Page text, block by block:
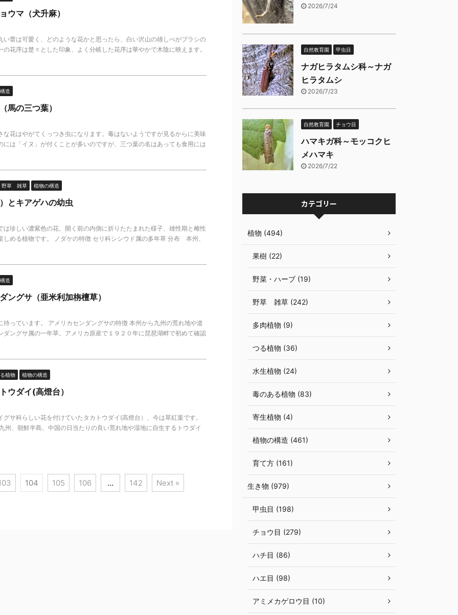
ウマ（犬升麻）
い蕾は可愛く、どのような花かと思ったら、白い沢山の雄しべがブラシの
花序は楚々とした印象、よく分岐した花序は華やかで木陰に映えます。
造
馬の三つ葉）
な花はやがてくっつき虫になります。毒はないようですが見るからに美味
には「イヌ」が付くことが多いのですが、三つ葉の名はあっても食用には
野草 雑草 植物の構造
とキアゲハの幼虫
は珍しい濃紫色の花、開く前の内側に折りたたまれた様子、雄性期と雌性
しめる植物です。 ノダケの特徴 セリ科シシウド属の多年草 分布 本州、
造
ングサ（亜米利加栴檀草）
待っています。 アメリカセンダングサの特徴 本州から九州の荒れ地や道
ダングサ属の一年草。アメリカ原産で１９２０年に琵琶湖畔で初めて確認
植物 植物の構造
ウダイ(高燈台）
サ科らしい花を付けていたタカトウダイ(高燈台）、今は草紅葉です。
州、朝鮮半島、中国の日当たりの良い荒れ地や湿地に自生するトウダイ
104 105 106 … 142 Next »
2026/7/24
自然教育園 甲虫目
ナガヒラタムシ科～ナガ
ヒラタムシ
2026/7/23
自然教育園 チョウ目
ハマキガ科～モッコクヒ
メハマキ
2026/7/22
カテゴリー
植物 (494)
果樹 (22)
野菜・ハーブ (19)
野草 雑草 (242)
多肉植物 (9)
つる植物 (36)
水生植物 (24)
毒のある植物 (83)
寄生植物 (4)
植物の構造 (461)
育て方 (161)
生き物 (979)
甲虫目 (198)
チョウ目 (279)
ハチ目 (86)
ハエ目 (98)
アミメカゲロウ目 (10)